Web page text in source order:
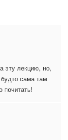
эту лекцию, но,
сама там
почитать!